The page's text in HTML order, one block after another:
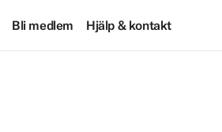
Bli medlem Hjälp & kontakt